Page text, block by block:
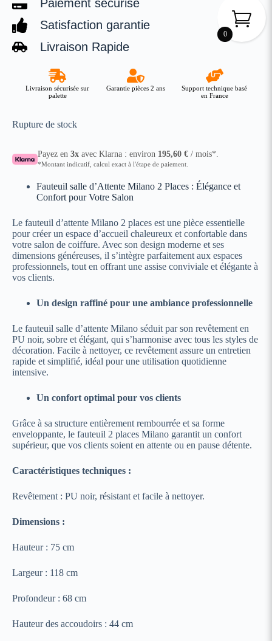
Paiement sécurisé
Satisfaction garantie
Livraison Rapide
Livraison sécurisée sur
palette
Garantie pièces 2 ans
Support technique basé
en France
Rupture de stock
Payez en3x avec Klarna : environ 195,60€ / mois*.
*Montant indicatif, calcul exact à l'étape de paiement.
Fauteuil salle d’Attente Milano 2 Places : Élégance et
Confort pour Votre Salon
Le fauteuil d’attente Milano 2 places est une pièce essentielle
pour créer un espace d’accueil chaleureux et confortable dans
votre salon de coiffure. Avec son design moderne et ses
dimensions généreuses, il s’intègre parfaitement aux espaces
professionnels, tout en offrant une assise conviviale et élégante à
vos clients.
Un design raffiné pour une ambiance professionnelle
Le fauteuil salle d’attente Milano séduit par son revêtement en
PU noir, sobre et élégant, qui s’harmonise avec tous les styles de
décoration. Facile à nettoyer, ce revêtement assure un entretien
rapide et simplifié, idéal pour une utilisation quotidienne
intensive.
Un confort optimal pour vos clients
Grâce à sa structure entièrement rembourrée et sa forme
enveloppante, le fauteuil 2 places Milano garantit un confort
supérieur, que vos clients soient en attente ou en pause détente.
Caractéristiques techniques :
Revêtement : PU noir, résistant et facile à nettoyer.
Dimensions :
Hauteur : 75 cm
Largeur : 118 cm
Profondeur : 68 cm
Hauteur des accoudoirs : 44 cm
0